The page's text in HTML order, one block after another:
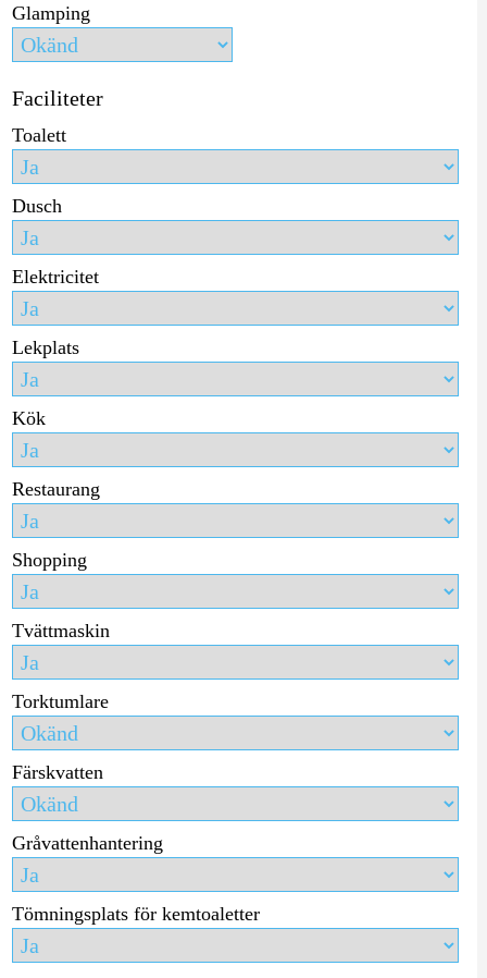
Glamping
Faciliteter
Toalett
Dusch
Elektricitet
Lekplats
Kök
Restaurang
Shopping
Tvättmaskin
Torktumlare
Färskvatten
Gråvattenhantering
Tömningsplats för kemtoaletter